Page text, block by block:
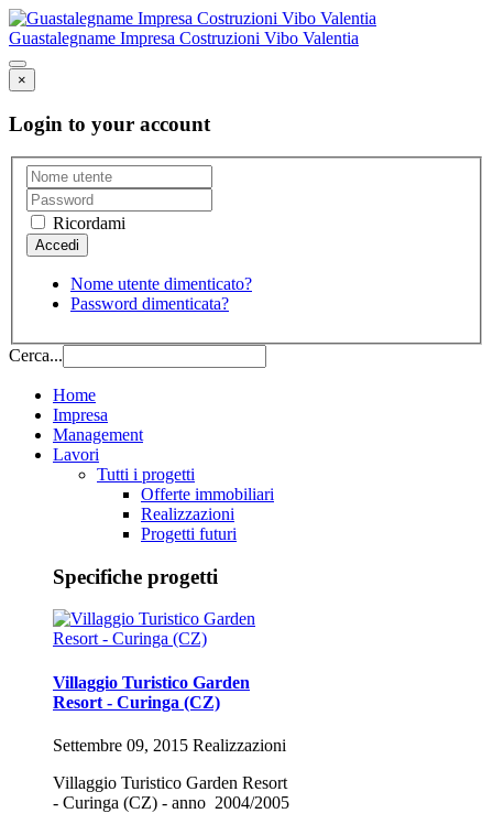
Guastalegname Impresa Costruzioni Vibo Valentia
×
Login to your account
Ricordami
Nome utente dimenticato?
Password dimenticata?
Cerca...
Home
Impresa
Management
Lavori
Tutti i progetti
Offerte immobiliari
Realizzazioni
Progetti futuri
Specifiche progetti
Villaggio Turistico Garden
Resort - Curinga (CZ)
Settembre 09, 2015 Realizzazioni
Villaggio Turistico Garden Resort
- Curinga (CZ) - anno 2004/2005